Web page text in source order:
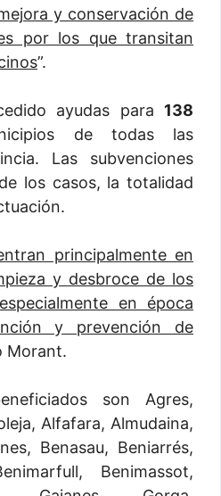
y conservación de
por los que transitan
”.
ayudas para 138
de todas las
Las subvenciones
los casos, la totalidad
principalmente en
y desbroce de los
en época
y prevención de
Morant.
son Agres,
Alfafara, Almudaina,
Benasau, Beniarrés,
Benimassot,